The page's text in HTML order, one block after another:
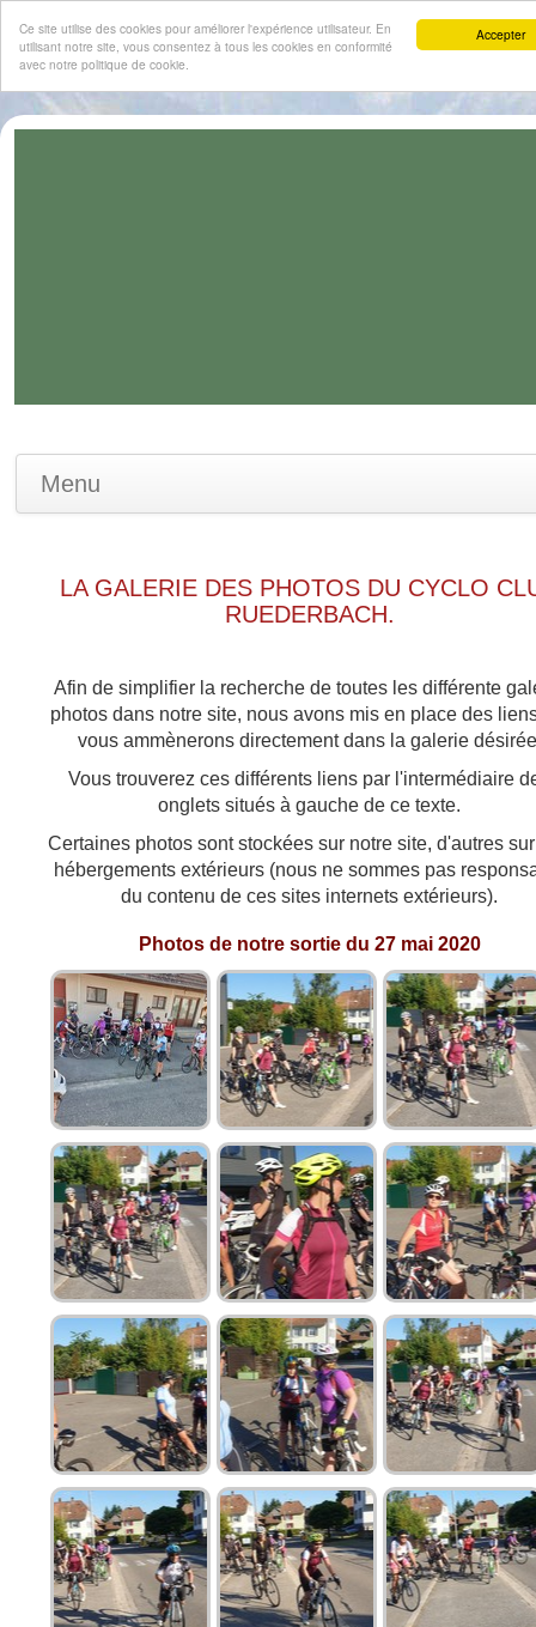
Accepter
Ce site utilise des cookies pour améliorer l'expérience utilisateur. En
utilisant notre site, vous consentez à tous les cookies en conformité
avec notre politique de cookie.
Menu
LA GALERIE DES PHOTOS DU CYCLO
RUEDERBACH.
Afin de simplifier la recherche de toutes les différente
photos dans notre site, nous avons mis en place des
vous ammènerons directement dans la galerie
Vous trouverez ces différents liens par l'intermédiaire
onglets situés à gauche de ce texte.
Certaines photos sont stockées sur notre site, d'autres
hébergements extérieurs (nous ne sommes pas
du contenu de ces sites internets extérieurs).
Photos de notre sortie du 27 mai 2020